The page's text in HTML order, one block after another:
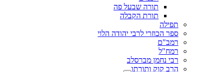
תורה שבעל פה
תורת הקבלה
תפילה
ספר הכוזרי לרבי יהודה הלוי
רמב"ם
רמח"ל
רבי נחמן מברסלב
הרב קוק ותורתו